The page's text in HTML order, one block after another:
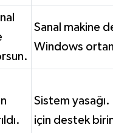
Sanal makine
Windows
Sistem
için destek